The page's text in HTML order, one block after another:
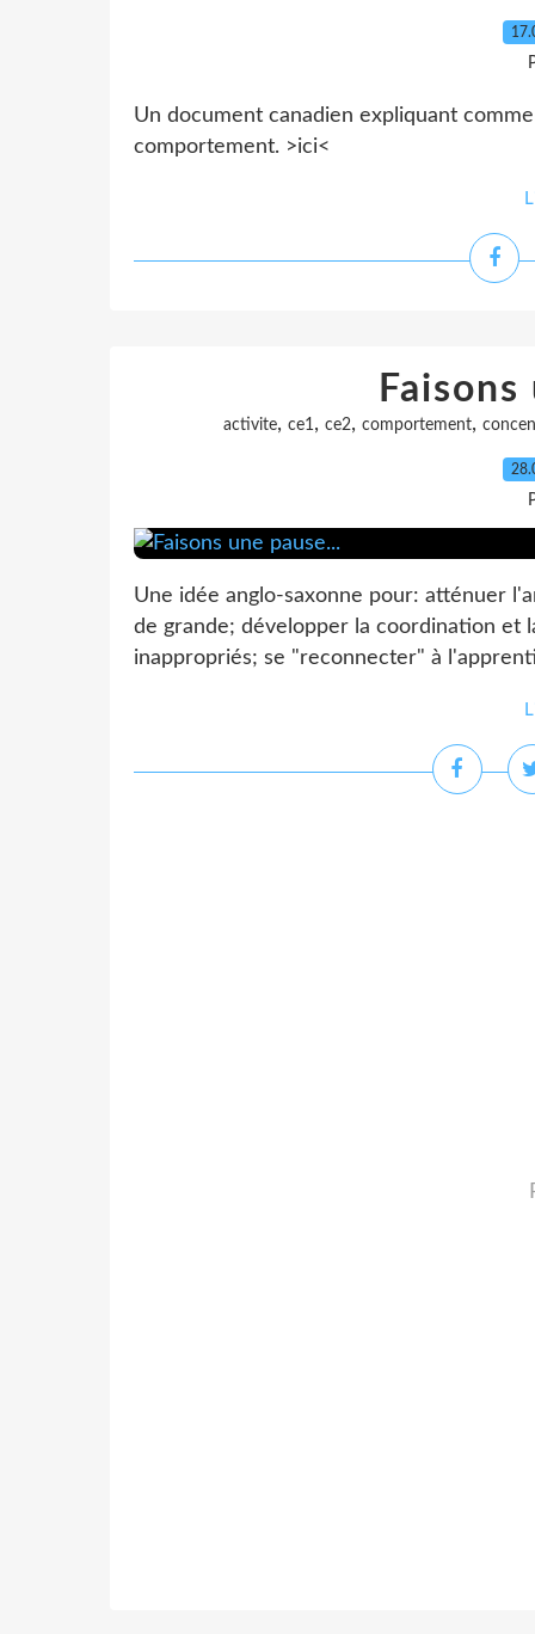
Un document canadien expliquant
comportement. >ici<
activite, ce1, ce2, comportement,
Une idée anglo-saxonne pour: atténuer
de grande; développer la coordination et
inappropriés; se "reconnecter" à